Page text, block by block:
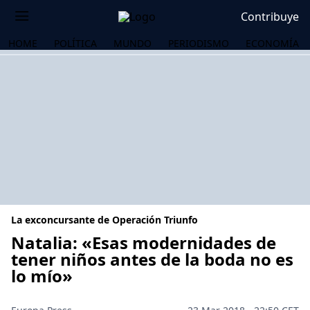
Contribuye
HOME POLÍTICA MUNDO PERIODISMO ECONOMÍA
La exconcursante de Operación Triunfo
Natalia: «Esas modernidades de
tener niños antes de la boda no es
lo mío»